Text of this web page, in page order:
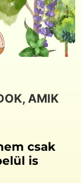
AMIK
csak
is